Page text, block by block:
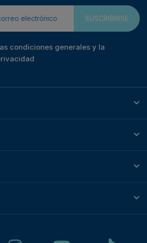
SUSCRIBIRSE
condiciones generales y la